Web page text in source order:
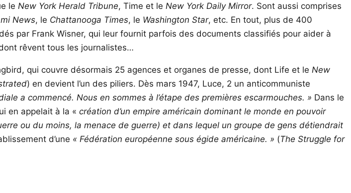
le New York Herald Tribune, Time et le New York Daily Mirror. Sont aussi comprises
News, le Chattanooga Times, le Washington Star, etc. En tout, plus de 400
par Frank Wisner, qui leur fournit parfois des documents classifiés pour aider à
rêvent tous les journalistes…
qui couvre désormais 25 agences et organes de presse, dont Life et le New
) en devient l’un des piliers. Dès mars 1947, Luce, 2 un anticommuniste
a commencé. Nous en sommes à l’étape des premières escarmouches. » Dans le
en appelait à la « création d’un empire américain dominant le monde en pouvoir
ou du moins, la menace de guerre) et dans lequel un groupe de gens détiendrait
d’une « Fédération européenne sous égide américaine. » (The Struggle for